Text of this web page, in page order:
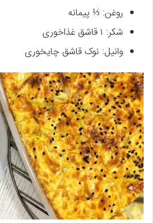
روغن: ⅓ پیمانه
شکر: ۱ قاشق غذاخوری
وانیل: نوک قاشق چایخوری